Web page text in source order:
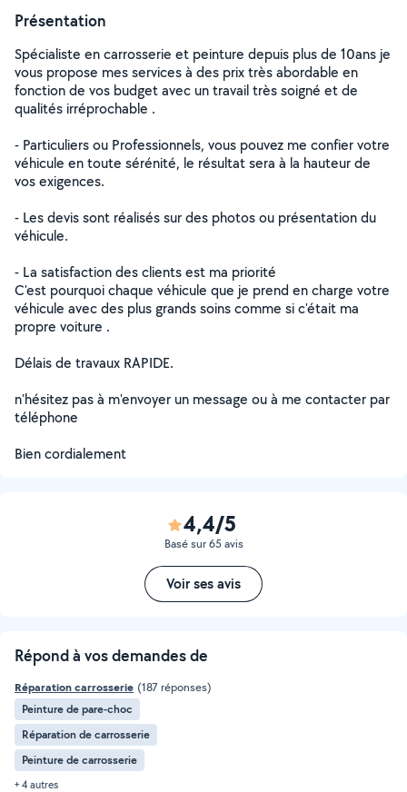
Présentation
Spécialiste en carrosserie et peinture depuis plus de 10ans je
vous propose mes services à des prix très abordable en
fonction de vos budget avec un travail très soigné et de
qualités irréprochable .
- Particuliers ou Professionnels, vous pouvez me confier votre
véhicule en toute sérénité, le résultat sera à la hauteur de
vos exigences.
- Les devis sont réalisés sur des photos ou présentation du
véhicule.
- La satisfaction des clients est ma priorité
C'est pourquoi chaque véhicule que je prend en charge votre
véhicule avec des plus grands soins comme si c'était ma
propre voiture .
Délais de travaux RAPIDE.
n'hésitez pas à m'envoyer un message ou à me contacter par
téléphone
Bien cordialement
4,4/5
Basé sur 65 avis
Voir ses avis
Répond à vos demandes de
Réparation carrosserie (187 réponses)
Peinture de pare-choc
Réparation de carrosserie
Peinture de carrosserie
+ 4 autres